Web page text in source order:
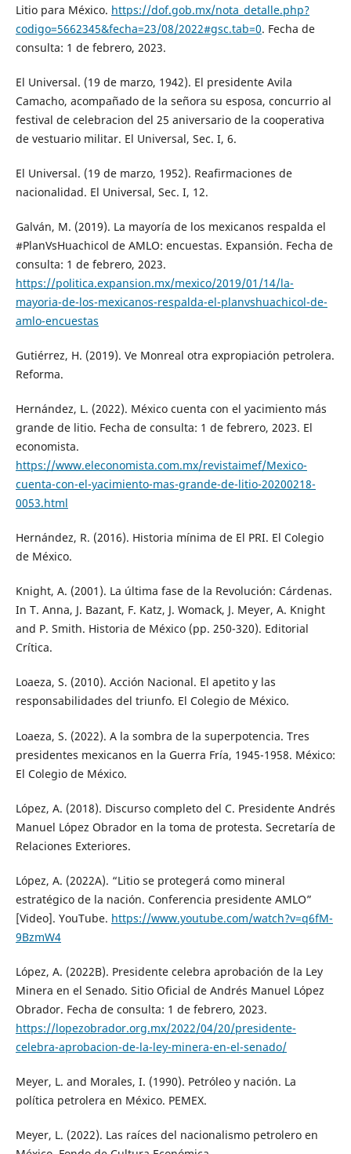
Litio para México. https://dof.gob.mx/nota_detalle.php?
codigo=5662345&fecha=23/08/2022#gsc.tab=0. Fecha de
consulta: 1 de febrero, 2023.
El Universal. (19 de marzo, 1942). El presidente Avila
Camacho, acompañado de la señora su esposa, concurrio al
festival de celebracion del 25 aniversario de la cooperativa
de vestuario militar. El Universal, Sec. I, 6.
El Universal. (19 de marzo, 1952). Reafirmaciones de
nacionalidad. El Universal, Sec. I, 12.
Galván, M. (2019). La mayoría de los mexicanos respalda el
#PlanVsHuachicol de AMLO: encuestas. Expansión. Fecha de
consulta: 1 de febrero, 2023.
https://politica.expansion.mx/mexico/2019/01/14/la-
mayoria-de-los-mexicanos-respalda-el-planvshuachicol-de-
amlo-encuestas
Gutiérrez, H. (2019). Ve Monreal otra expropiación petrolera.
Reforma.
Hernández, L. (2022). México cuenta con el yacimiento más
grande de litio. Fecha de consulta: 1 de febrero, 2023. El
economista.
https://www.eleconomista.com.mx/revistaimef/Mexico-
cuenta-con-el-yacimiento-mas-grande-de-litio-20200218-
0053.html
Hernández, R. (2016). Historia mínima de El PRI. El Colegio
de México.
Knight, A. (2001). La última fase de la Revolución: Cárdenas.
In T. Anna, J. Bazant, F. Katz, J. Womack, J. Meyer, A. Knight
and P. Smith. Historia de México (pp. 250-320). Editorial
Crítica.
Loaeza, S. (2010). Acción Nacional. El apetito y las
responsabilidades del triunfo. El Colegio de México.
Loaeza, S. (2022). A la sombra de la superpotencia. Tres
presidentes mexicanos en la Guerra Fría, 1945-1958. México:
El Colegio de México.
López, A. (2018). Discurso completo del C. Presidente Andrés
Manuel López Obrador en la toma de protesta. Secretaría de
Relaciones Exteriores.
López, A. (2022A). “Litio se protegerá como mineral
estratégico de la nación. Conferencia presidente AMLO”
[Video]. YouTube. https://www.youtube.com/watch?v=q6fM-
9BzmW4
López, A. (2022B). Presidente celebra aprobación de la Ley
Minera en el Senado. Sitio Oficial de Andrés Manuel López
Obrador. Fecha de consulta: 1 de febrero, 2023.
https://lopezobrador.org.mx/2022/04/20/presidente-
celebra-aprobacion-de-la-ley-minera-en-el-senado/
Meyer, L. and Morales, I. (1990). Petróleo y nación. La
política petrolera en México. PEMEX.
Meyer, L. (2022). Las raíces del nacionalismo petrolero en